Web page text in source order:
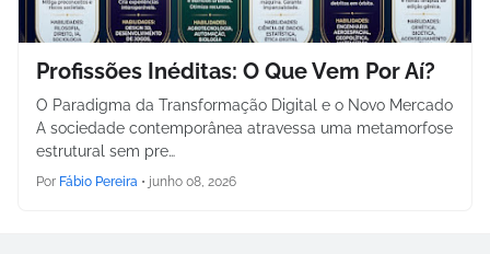
Profissões Inéditas: O Que Vem Por Aí?
O Paradigma da Transformação Digital e o Novo Mercado
A sociedade contemporânea atravessa uma metamorfose
estrutural sem pre…
Por Fábio Pereira • junho 08, 2026